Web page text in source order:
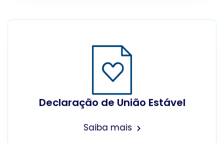
Declaração de União Estável
Saiba mais